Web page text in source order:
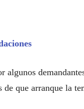
algunos
de que arranque la